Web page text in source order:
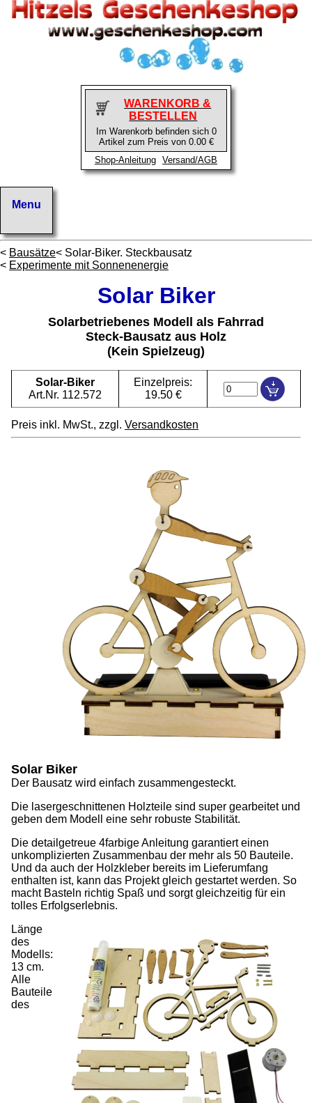
WARENKORB &
BESTELLEN
Im Warenkorb befinden sich 0
Artikel zum Preis von 0.00 €
Shop-Anleitung
Versand/AGB
< Bausätze< Solar-Biker. Steckbausatz
< Experimente mit Sonnenenergie
Solar Biker
Solarbetriebenes Modell als Fahrrad
Steck-Bausatz aus Holz
(Kein Spielzeug)
Solar-Biker
Art.Nr. 112.572
Einzelpreis:
19.50 €
Preis inkl. MwSt., zzgl. Versandkosten
Solar Biker
Der Bausatz wird einfach zusammengesteckt.
Die lasergeschnittenen Holzteile sind super gearbeitet und
geben dem Modell eine sehr robuste Stabilität.
Die detailgetreue 4farbige Anleitung garantiert einen
unkomplizierten Zusammenbau der mehr als 50 Bauteile.
Und da auch der Holzkleber bereits im Lieferumfang
enthalten ist, kann das Projekt gleich gestartet werden. So
macht Basteln richtig Spaß und sorgt gleichzeitig für ein
tolles Erfolgserlebnis.
Länge
des
Modells:
13 cm.
Alle
Bauteile
des